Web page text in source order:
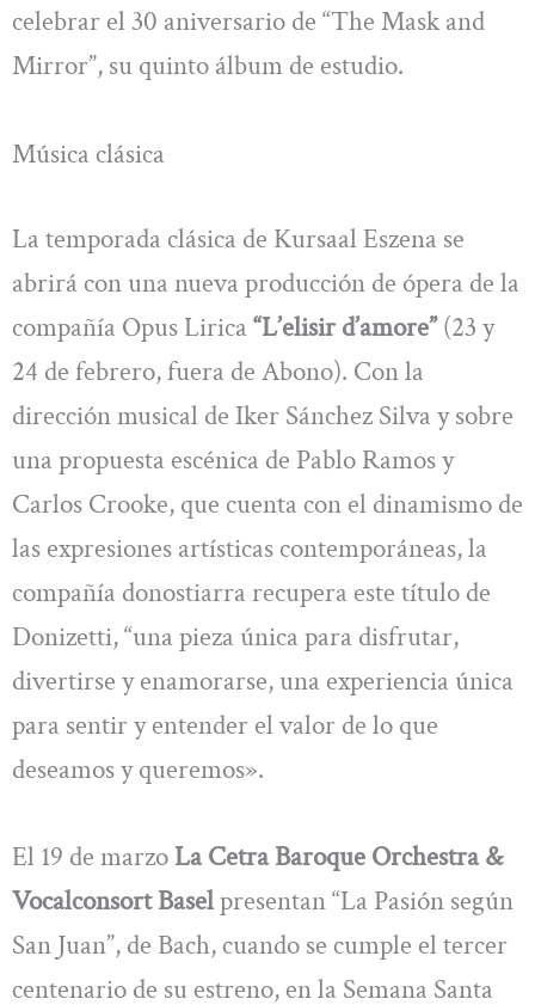
celebrar el 30 aniversario de “The Mask and
Mirror”, su quinto álbum de estudio.
Música clásica
La temporada clásica de Kursaal Eszena se
abrirá con una nueva producción de ópera de la
compañía Opus Lirica “L’elisir d’amore”(23 y
24 de febrero, fuera de Abono). Con la
dirección musical de Iker Sánchez Silva y sobre
una propuesta escénica de Pablo Ramos y
Carlos Crooke, que cuenta con el dinamismo de
las expresiones artísticas contemporáneas, la
compañía donostiarra recupera este título de
Donizetti, “una pieza única para disfrutar,
divertirse y enamorarse, una experiencia única
para sentir y entender el valor de lo que
deseamos y queremos».
El 19 de marzo La Cetra Baroque Orchestra &
Vocalconsort Baselpresentan “La Pasión según
San Juan”, de Bach, cuando se cumple el tercer
centenario de su estreno, en la Semana Santa